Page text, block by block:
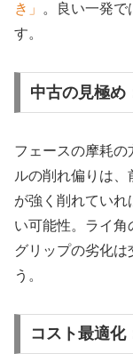
き」
。良い一発で
す。
中古の見極め
フェースの摩耗の
ルの削れ偏りは
が強く削れていれ
い可能性。ライ角
グリップの劣化は
う。
コスト最適化